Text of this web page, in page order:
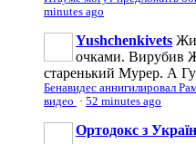
minutes ago
Yushchenkivets
очками. Вирубив
старенький Мурер. А
Бенавидес аннигилировал
видео · 52 minutes ago
Ортодокс з